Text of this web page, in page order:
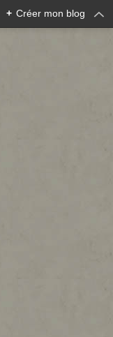
+ Créer mon blog